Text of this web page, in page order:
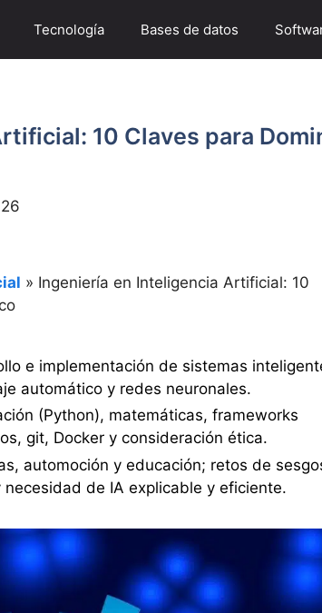
Tecnología Bases de datos
10 Claves para
» Ingeniería en Inteligencia Artificial: 10
e implementación de sistemas
automático y redes neuronales.
(Python), matemáticas, frameworks
git, Docker y consideración ética.
automoción y educación; retos de
de IA explicable y eficiente.